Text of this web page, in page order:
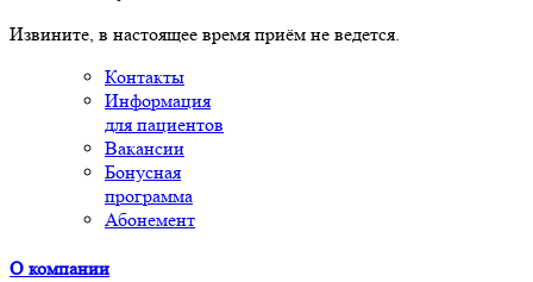
Извините, в настоящее время приём не ведется.
Контакты
Информация
для пациентов
Вакансии
Бонусная
программа
Абонемент
О компании